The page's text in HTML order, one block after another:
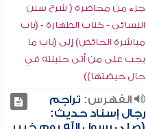
جزء من محاضرة ( شرح سنن
النسائي - كتاب الطهارة - (باب
مباشرة الحائض) إلى (باب ما
يجب على من أتى حليلته في
حال حيضتها))
الفهرس: تراجم
رجال إسناد حديث: